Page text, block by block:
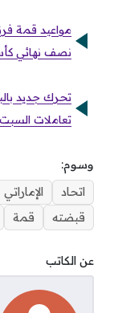
مواعيد قمة
نصف نهائي
تحرك جديد
تعاملات السبت 10 يناير
وسوم:
اتحاد
الإماراتي
قبضته
قمة
عن الكاتب